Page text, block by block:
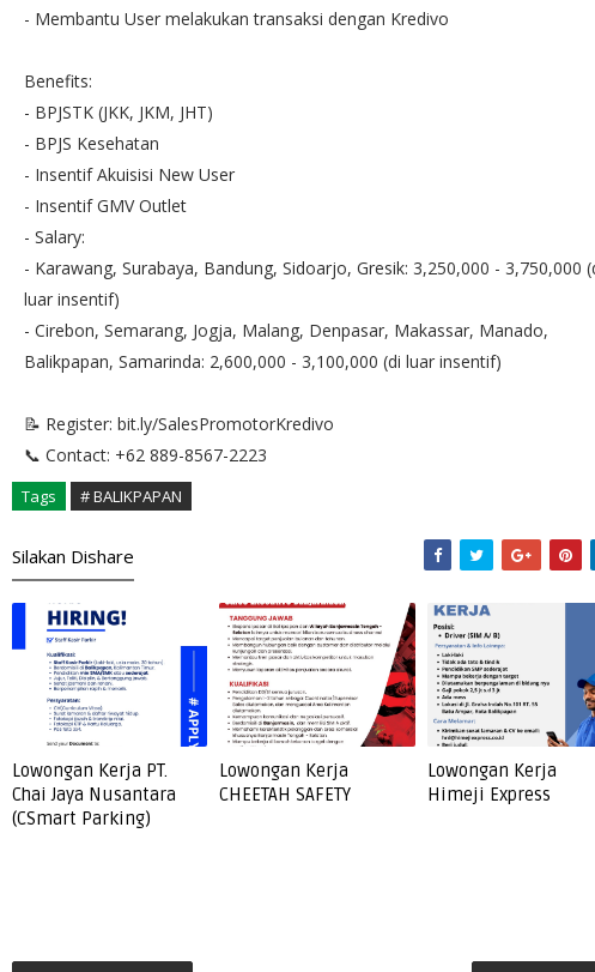
- Membantu User melakukan transaksi dengan Kredivo
Benefits:
- BPJSTK (JKK, JKM, JHT)
- BPJS Kesehatan
- Insentif Akuisisi New User
- Insentif GMV Outlet
- Salary:
- Karawang, Surabaya, Bandung, Sidoarjo, Gresik: 3,250,000 - 3,750,000
luar insentif)
- Cirebon, Semarang, Jogja, Malang, Denpasar, Makassar, Manado,
Balikpapan, Samarinda: 2,600,000 - 3,100,000 (di luar insentif)
📝 Register: bit.ly/SalesPromotorKredivo
📞 Contact: +62 889-8567-2223
Tags # BALIKPAPAN
Silakan Dishare
Lowongan Kerja PT.
Chai Jaya Nusantara
(CSmart Parking)
Lowongan Kerja
CHEETAH SAFETY
Lowongan Kerja
Himeji Express